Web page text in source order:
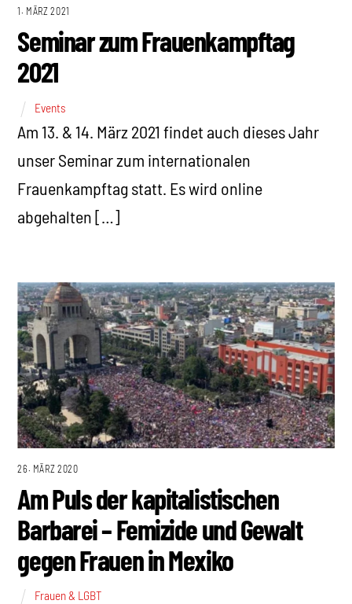
1. MÄRZ 2021
Seminar zum Frauenkampftag
2021
Events
Am 13. & 14. März 2021 findet auch dieses Jahr
unser Seminar zum internationalen
Frauenkampftag statt. Es wird online
abgehalten […]
26. MÄRZ 2020
Am Puls der kapitalistischen
Barbarei – Femizide und Gewalt
gegen Frauen in Mexiko
Frauen & LGBT